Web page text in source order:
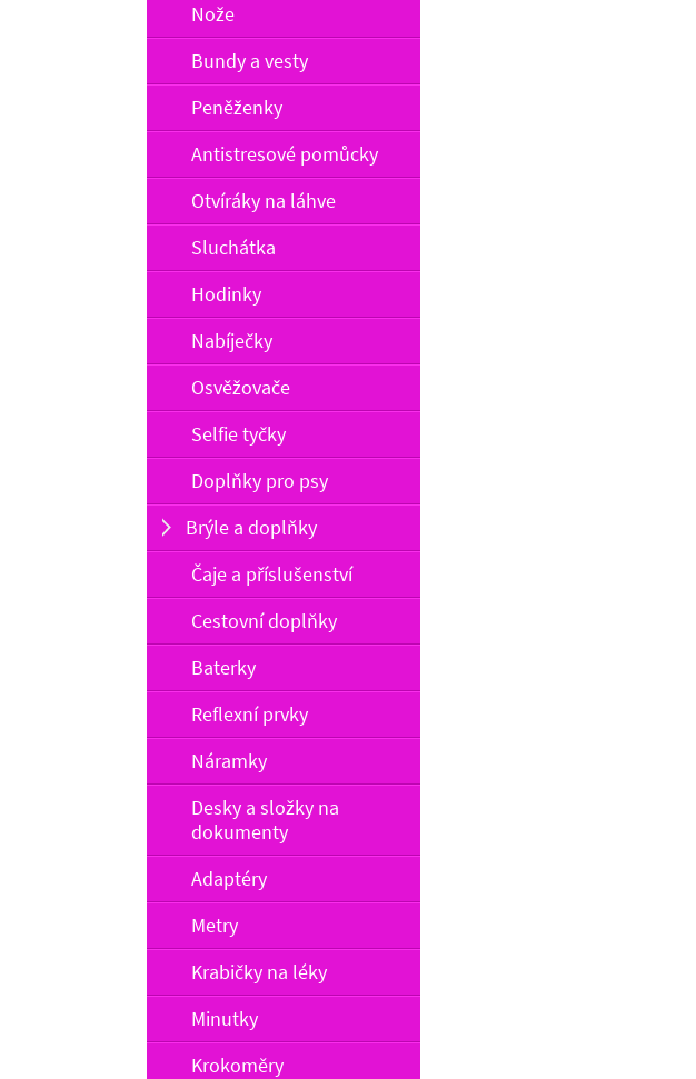
Nože
Bundy a vesty
Peněženky
Antistresové pomůcky
Otvíráky na láhve
Sluchátka
Hodinky
Nabíječky
Osvěžovače
Selfie tyčky
Doplňky pro psy
Brýle a doplňky
Čaje a příslušenství
Cestovní doplňky
Baterky
Reflexní prvky
Náramky
Desky a složky na
dokumenty
Adaptéry
Metry
Krabičky na léky
Minutky
Krokoměry